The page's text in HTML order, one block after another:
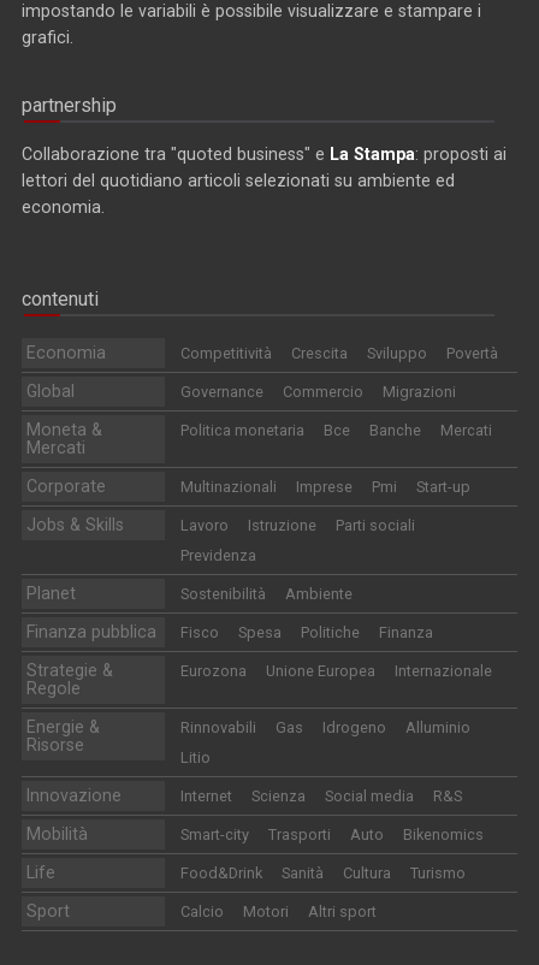
impostando le variabili è possibile visualizzare e stampare i
grafici.
partnership
Collaborazione tra "quoted business" e La Stampa: proposti ai
lettori del quotidiano articoli selezionati su ambiente ed
economia.
contenuti
Economia Competitività Crescita Sviluppo Povertà
Global Governance Commercio Migrazioni
Moneta &
Mercati
Politica monetaria Bce Banche Mercati
Corporate Multinazionali Imprese Pmi Start-up
Jobs & Skills Lavoro Istruzione
Parti sociali
Previdenza
Planet Sostenibilità Ambiente
Finanza pubblica Fisco Spesa Politiche Finanza
Strategie &
Regole
Eurozona Unione Europea Internazionale
Energie &
Risorse
Rinnovabili Gas Idrogeno
Alluminio
Litio
Innovazione Internet Scienza Social media R&S
Mobilità Smart-city Trasporti Auto Bikenomics
Life Food&Drink Sanità Cultura Turismo
Sport Calcio Motori Altri sport